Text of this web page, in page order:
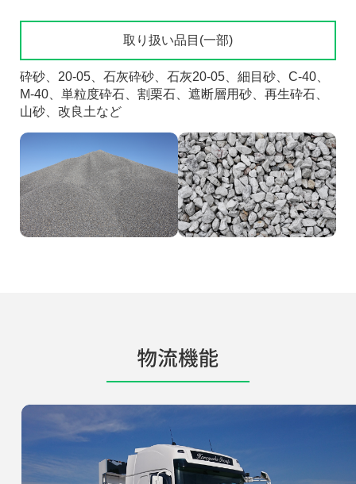
取り扱い品目(一部)
砕砂、20-05、石灰砕砂、石灰20-05、細目砂、C-40、
M-40、単粒度砕石、割栗石、遮断層用砂、再生砕石、
山砂、改良土など